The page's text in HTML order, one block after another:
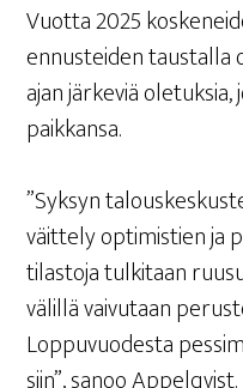
Vuot­ta 2025
ennus­tei­den taus­tal­la
ajan jär­ke­viä
paikkansa.
”Syk­syn
väit­te­ly opti­mis­tien ja
tilas­to­ja tul­ki­taan
välil­lä vai­vu­taan
Lop­pu­vuo­des­ta